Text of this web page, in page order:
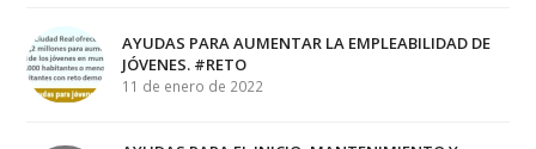
AYUDAS PARA AUMENTAR LA EMPLEABILIDAD DE
JÓVENES. #RETO
11 de enero de 2022